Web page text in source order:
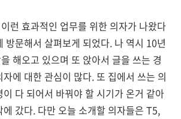
런 효과적인 업무를 위한 의자가 나왔다
방문해서 살펴보게 되었다. 나 역시 10년
해오고 있으며 또 앉아서 글을 쓰는 경
에 대한 관심이 많다. 또 집에서 쓰는 의
다 되어서 바꿔야 할 시기가 온거 같아
갔다. 다만 오늘 소개할 의자들은 T5,